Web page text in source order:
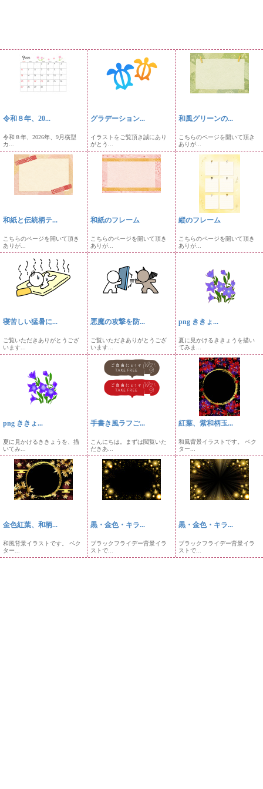
令和８年、20...
令和８年、2026年、9月横型
カ...
グラデーション...
イラストをご覧頂き誠にあり
がとう...
和風グリーンの...
こちらのページを開いて頂き
ありが...
和紙と伝統柄テ...
こちらのページを開いて頂き
ありが...
和紙のフレーム
こちらのページを開いて頂き
ありが...
縦のフレーム
こちらのページを開いて頂き
ありが...
寝苦しい猛暑に...
ご覧いただきありがとうござ
います...
悪魔の攻撃を防...
ご覧いただきありがとうござ
います...
png ききょ...
夏に見かけるききょうを描い
てみま...
png ききょ...
夏に見かけるききょうを、描
いてみ...
手書き風ラフご...
こんにちは。まずは閲覧いた
だきあ...
紅葉、紫和柄玉...
和風背景イラストです。 ベク
ター...
金色紅葉、和柄...
和風背景イラストです。 ベク
ター...
黒・金色・キラ...
ブラックフライデー背景イラ
ストで...
黒・金色・キラ...
ブラックフライデー背景イラ
ストで...